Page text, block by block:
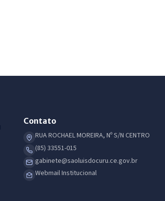
Contato
RUA ROCHAEL MOREIRA, Nº S/N CENTRO
(85) 33551-015
gabinete@saoluisdocuru.ce.gov.br
Webmail Institucional